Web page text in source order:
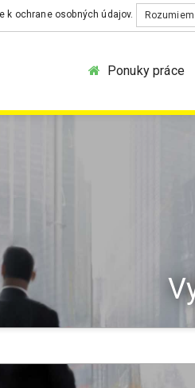
k ochrane osobných údajov. Rozumiem
Ponuky práce